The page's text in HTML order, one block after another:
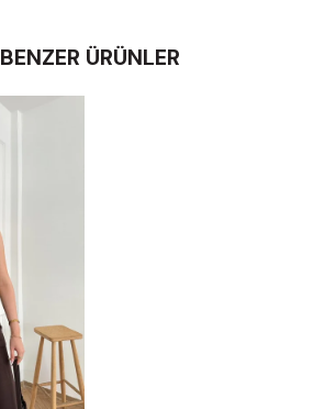
BENZER ÜRÜNLER